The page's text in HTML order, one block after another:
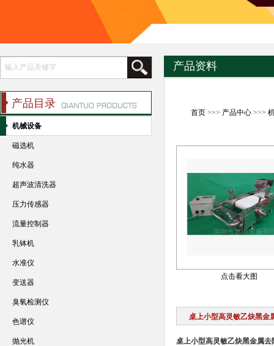
产品资料
首页>>> 产品中心>>>
点击看大图
桌上小型高灵敏乙炔黑金
桌上小型高灵敏乙炔黑金属去
产品目录
机械设备
磁选机
纯水器
超声波清洗器
压力传感器
流量控制器
乳钵机
水准仪
变送器
臭氧检测仪
色谱仪
抛光机